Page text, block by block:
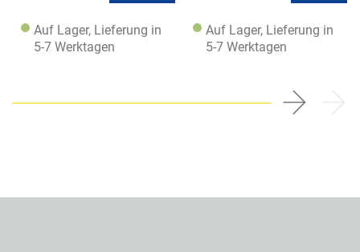
Auf Lager, Lieferung in
5-7 Werktagen
Auf Lager, Lieferung in
5-7 Werktagen